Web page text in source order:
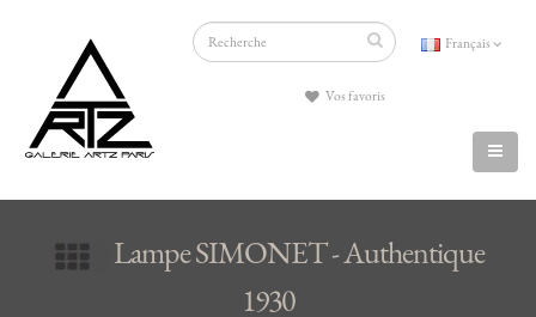
Français
Vos favoris
Lampe SIMONET - Authentique
1930